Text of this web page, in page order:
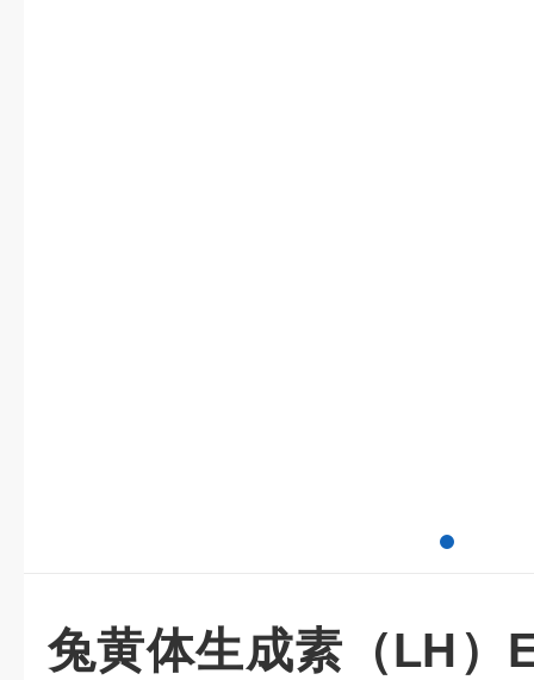
兔黄体生成素（LH）